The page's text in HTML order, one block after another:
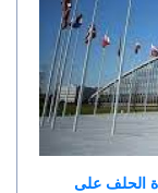
الحلف على